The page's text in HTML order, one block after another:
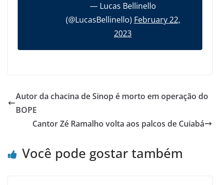
— Lucas Bellinello
(@LucasBellinello) February 22,
2023
Autor da chacina de Sinop é morto em operação do
BOPE
Cantor Zé Ramalho volta aos palcos de Cuiabá
Você pode gostar também